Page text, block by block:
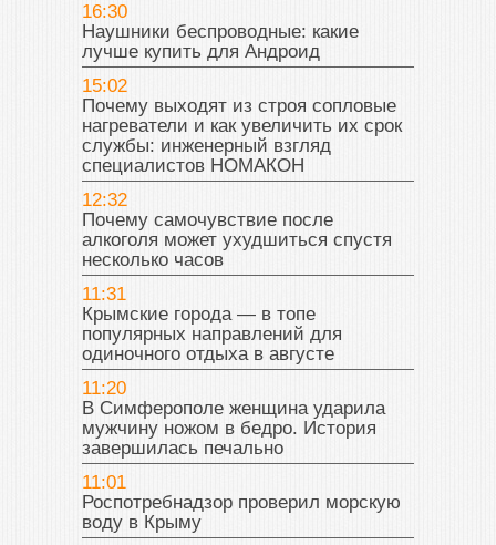
16:30
Наушники беспроводные: какие
лучше купить для Андроид
15:02
Почему выходят из строя сопловые
нагреватели и как увеличить их срок
службы: инженерный взгляд
специалистов НОМАКОН
12:32
Почему самочувствие после
алкоголя может ухудшиться спустя
несколько часов
11:31
Крымские города — в топе
популярных направлений для
одиночного отдыха в августе
11:20
В Симферополе женщина ударила
мужчину ножом в бедро. История
завершилась печально
11:01
Роспотребнадзор проверил морскую
воду в Крыму